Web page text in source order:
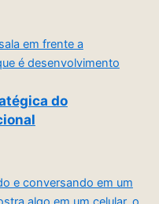
do